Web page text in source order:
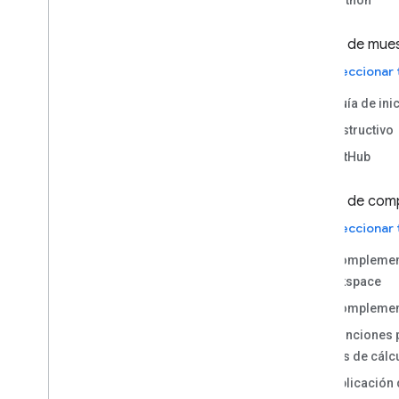
Tipo de
Guía de
Instructivo
GitHub
Tipo de
Workspace
Hojas de
Aplicación